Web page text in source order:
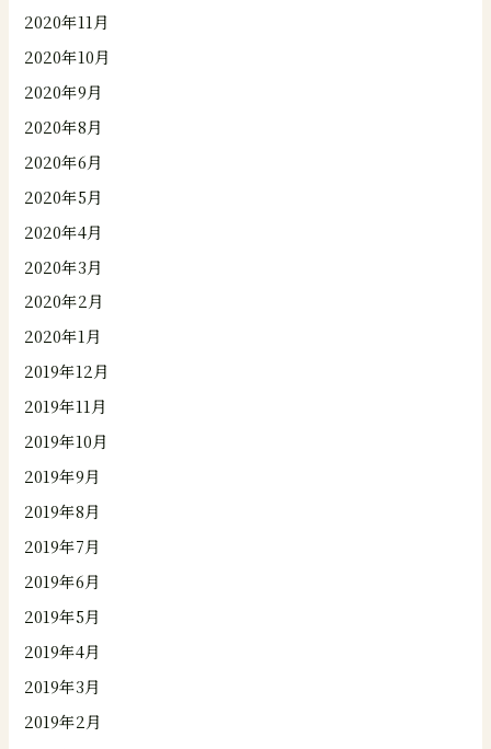
2020年11月
2020年10月
2020年9月
2020年8月
2020年6月
2020年5月
2020年4月
2020年3月
2020年2月
2020年1月
2019年12月
2019年11月
2019年10月
2019年9月
2019年8月
2019年7月
2019年6月
2019年5月
2019年4月
2019年3月
2019年2月